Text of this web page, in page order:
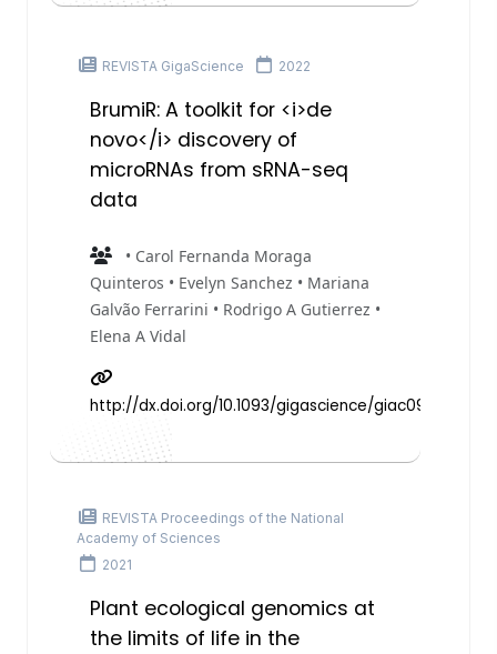
REVISTA GigaScience 2022
BrumiR: A toolkit for <i>de
novo</i> discovery of
microRNAs from sRNA-seq
data
• Carol Fernanda Moraga
Quinteros • Evelyn Sanchez • Mariana
Galvão Ferrarini • Rodrigo A Gutierrez •
Elena A Vidal
http://dx.doi.org/10.1093/gigascience/giac093
REVISTA Proceedings of the National
Academy of Sciences
2021
Plant ecological genomics at
the limits of life in the